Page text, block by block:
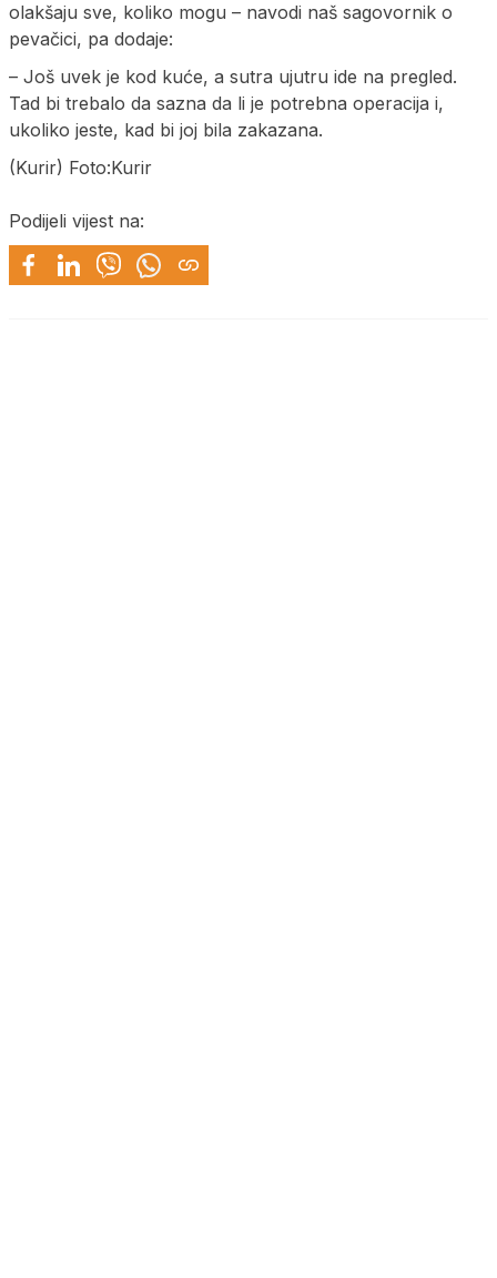
olakšaju sve, koliko mogu – navodi naš sagovornik o
pevačici, pa dodaje:
– Još uvek je kod kuće, a sutra ujutru ide na pregled.
Tad bi trebalo da sazna da li je potrebna operacija i,
ukoliko jeste, kad bi joj bila zakazana.
(Kurir) Foto:Kurir
Podijeli vijest na: